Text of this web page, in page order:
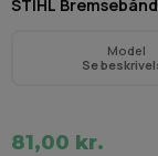
STIHL Bremsebånd
Model
Se
81,00 kr.